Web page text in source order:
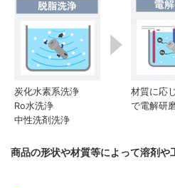
炭化水素系洗浄
Ro水洗浄
中性洗剤洗浄
材質に応
で電解研
商品の形状や材質等によって溶剤や